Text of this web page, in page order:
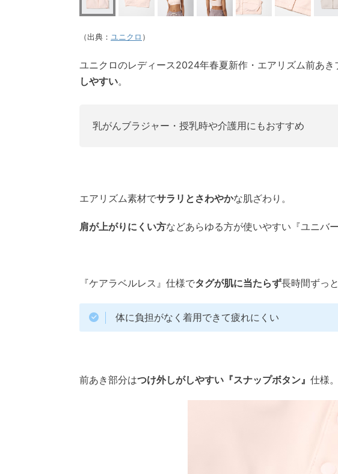
（出典： ユニクロ ）
ユニクロのレディース2024年春夏新作・エアリズム前あき
しやすい。
乳がんブラジャー・授乳時や介護用にもおすすめ
エアリズム素材でサラリとさわやかな肌ざわり。
肩が上がりにくい方などあらゆる方が使いやすい『ユニバ
『ケアラベルレス』仕様でタグが肌に当たらず長時間ずっ
体に負担がなく着用できて疲れにくい
前あき部分はつけ外しがしやすい『スナップボタン』 仕様。